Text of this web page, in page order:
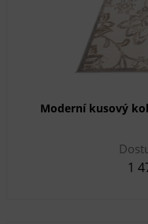
Moderní kusový
1